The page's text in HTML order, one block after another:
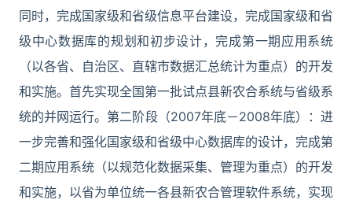
同时，完成国家级和省级信息平台建设，完成国家级和省
级中心数据库的规划和初步设计，完成第一期应用系统
（以各省、自治区、直辖市数据汇总统计为重点）的开发
和实施。首先实现全国第一批试点县新农合系统与省级系
统的并网运行。第二阶段（2007年底－2008年底）：进
一步完善和强化国家级和省级中心数据库的设计，完成第
二期应用系统（以规范化数据采集、管理为重点）的开发
和实施，以省为单位统一各县新农合管理软件系统，实现